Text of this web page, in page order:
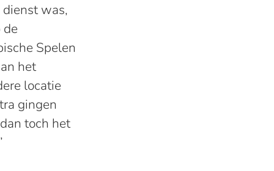
dienst was,
Spelen
het
locatie
gingen
toch het